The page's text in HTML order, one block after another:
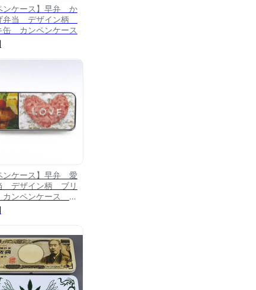
ンケース】早弁 か
弁当 デザイン柄
缶 カンペンケース
ンケース】早弁 愛
デザイン柄 ブリ
ンペンケース